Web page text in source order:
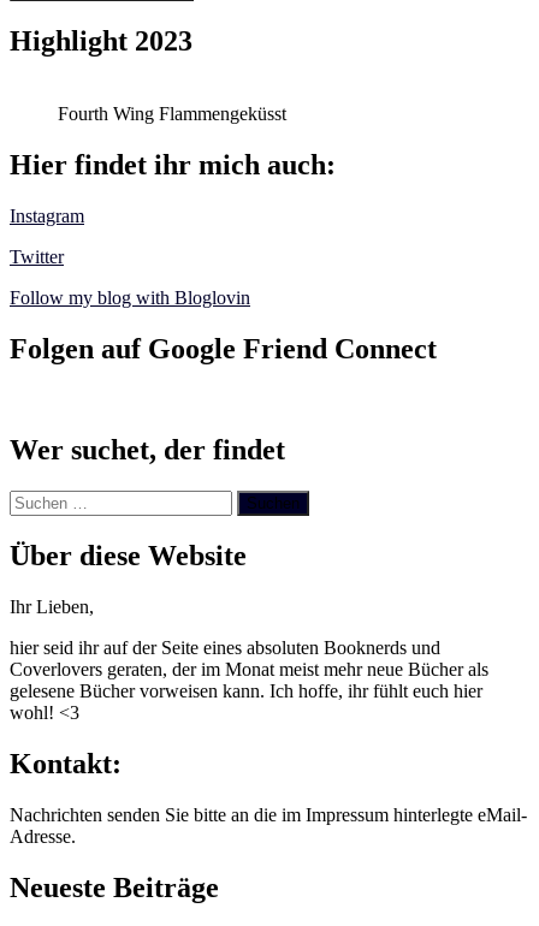
Highlight 2023
Fourth Wing Flammengeküsst
Hier findet ihr mich auch:
Instagram
Twitter
Follow my blog with Bloglovin
Folgen auf Google Friend Connect
Wer suchet, der findet
Suchen
nach:
Über diese Website
Ihr Lieben,
hier seid ihr auf der Seite eines absoluten Booknerds und
Coverlovers geraten, der im Monat meist mehr neue Bücher als
gelesene Bücher vorweisen kann. Ich hoffe, ihr fühlt euch hier
wohl! <3
Kontakt:
Nachrichten senden Sie bitte an die im Impressum hinterlegte eMail-
Adresse.
Neueste Beiträge